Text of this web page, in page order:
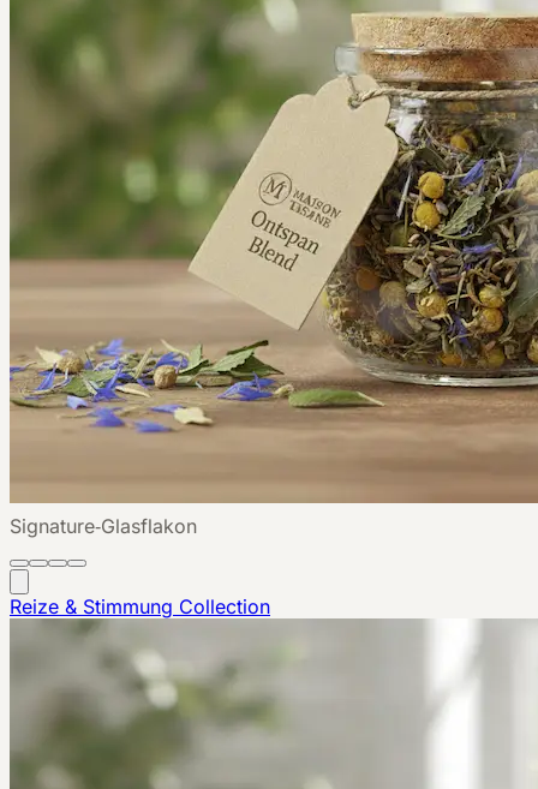
Signature‑Glasflakon
Reize & Stimmung Collection